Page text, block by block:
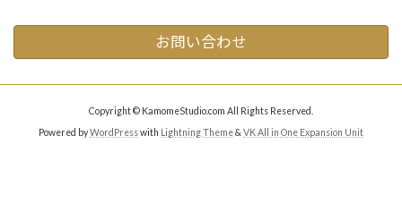
お問い合わせ
Copyright © KamomeStudio.com All Rights Reserved.
Powered byWordPresswith Lightning Theme&VK All in One Expansion Unit